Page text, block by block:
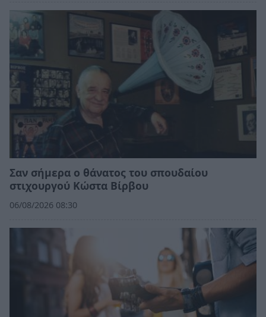
Σαν σήμερα ο θάνατος του σπουδαίου
στιχουργού Κώστα Βίρβου
06/08/2026 08:30